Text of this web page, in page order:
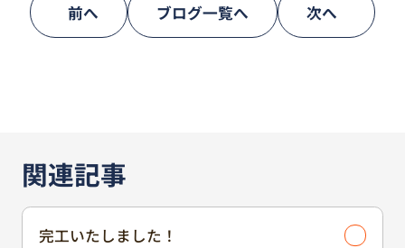
前へ ブログ一覧へ 次へ
関連記事
完工いたしました！